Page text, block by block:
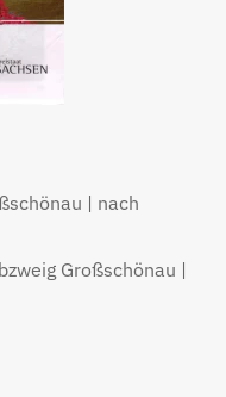
| nach
Großschönau |